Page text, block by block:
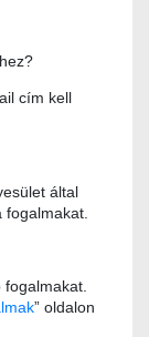
cím kell
által
” oldalon